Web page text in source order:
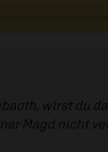
wirst du
Magd nicht